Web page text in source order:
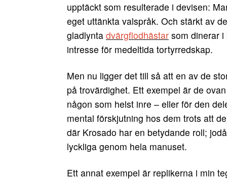
upptäckt som resulterade i devisen:
eget uttänkta valspråk. Och stärkt av
gladlynta dvärgflodhästar som dinerar
intresse för medeltida tortyrredskap.
Men nu ligger det till så att en av de
på trovärdighet. Ett exempel är de
någon som helst inre – eller för den
mental förskjutning hos dem trots att
där Krosado har en betydande roll;
lyckliga genom hela manuset.
Ett annat exempel är replikerna i min